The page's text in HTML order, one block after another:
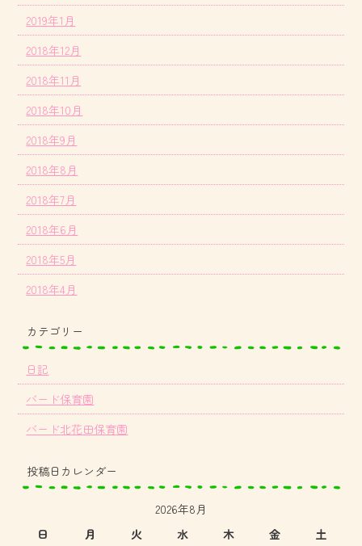
2019年1月
2018年12月
2018年11月
2018年10月
2018年9月
2018年8月
2018年7月
2018年6月
2018年5月
2018年4月
カテゴリー
日記
バード保育園
バード北花田保育園
投稿日カレンダー
2026年8月
日
月 火 水 木 金 土